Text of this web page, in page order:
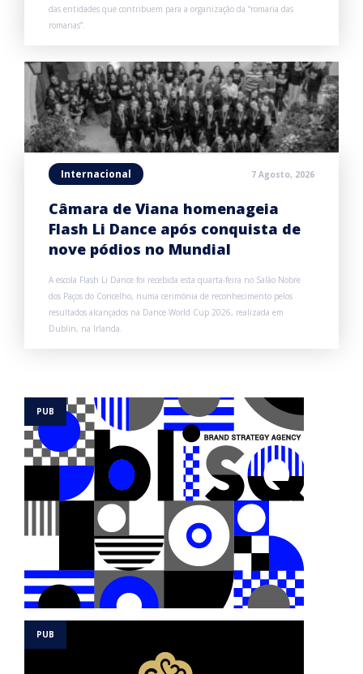
das entidades que contribuem para a organização da “romaria das
romarias”.
Internacional 7 Agosto, 2026
Câmara de Viana homenageia
Flash Li Dance após conquista de
nove pódios no Mundial
A escola Flash Li Dance foi recebida esta quarta-feira no Salão Nobre
dos Paços do Concelho, numa cerimónia de reconhecimento pelos
resultados alcançados na Dance World Cup 2026, realizada em
Dublin, na Irlanda.